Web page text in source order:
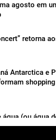
agosto em
retorna
Antarctica e
água (ou água